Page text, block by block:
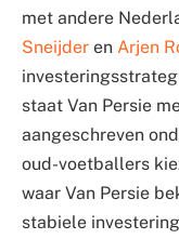
met andere
Sneijder en Arjen
staat Van Persie
aangeschreven
oud-voetballers
waar Van Persie
stabiele